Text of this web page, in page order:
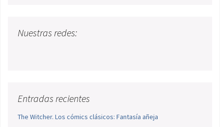
Nuestras redes:
Entradas recientes
The Witcher. Los cómics clásicos: Fantasía añeja